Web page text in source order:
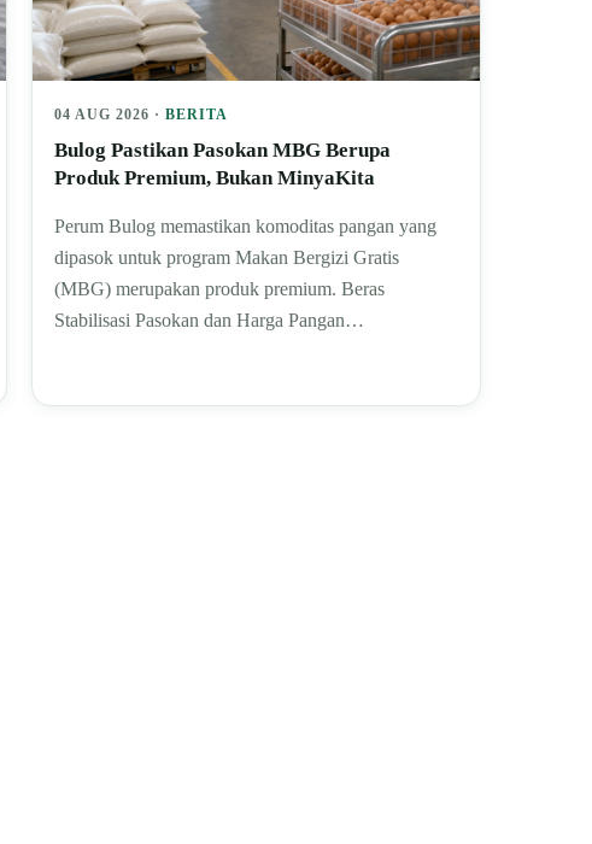
04 AUG 2026 · BERITA
Bulog Pastikan Pasokan MBG Berupa
Produk Premium, Bukan MinyaKita
Perum Bulog memastikan komoditas pangan yang
dipasok untuk program Makan Bergizi Gratis
(MBG) merupakan produk premium. Beras
Stabilisasi Pasokan dan Harga Pangan…